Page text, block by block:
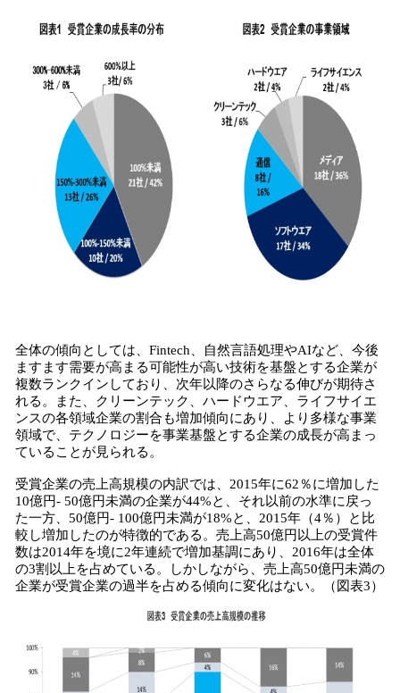
全体の傾向としては、Fintech、自然言語処理やAIなど、今後
ますます需要が高まる可能性が高い技術を基盤とする企業が
複数ランクインしており、次年以降のさらなる伸びが期待さ
れる。また、クリーンテック、ハードウエア、ライフサイエ
ンスの各領域企業の割合も増加傾向にあり、より多様な事業
領域で、テクノロジーを事業基盤とする企業の成長が高まっ
ていることが見られる。
受賞企業の売上高規模の内訳では、2015年に62％に増加した
10億円- 50億円未満の企業が44%と、それ以前の水準に戻っ
た一方、50億円- 100億円未満が18%と、2015年（4％）と比
較し増加したのが特徴的である。売上高50億円以上の受賞件
数は2014年を境に2年連続で増加基調にあり、2016年は全体
の3割以上を占めている。しかしながら、売上高50億円未満の
企業が受賞企業の過半を占める傾向に変化はない。（図表3）